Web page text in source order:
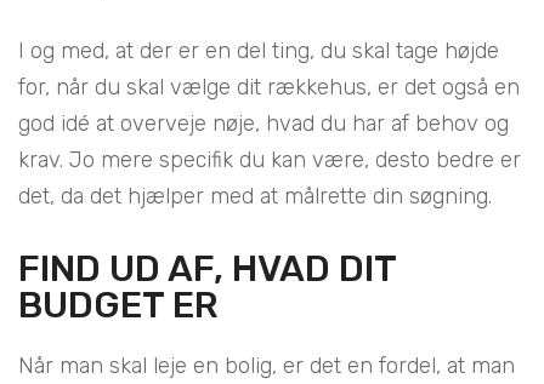
I og med, at der er en del ting, du skal tage højde
for, når du skal vælge dit rækkehus, er det også en
god idé at overveje nøje, hvad du har af behov og
krav. Jo mere specifik du kan være, desto bedre er
det, da det hjælper med at målrette din søgning.
FIND UD AF, HVAD DIT
BUDGET ER
Når man skal leje en bolig, er det en fordel, at man